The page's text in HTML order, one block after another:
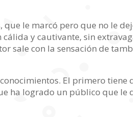
le marcó pero que no le
y cautivante, sin
sale con la sensación de
El primero tiene
ha logrado un público que le